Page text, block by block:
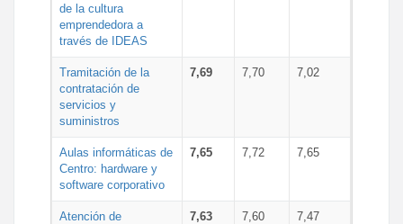
de la cultura
emprendedora a
través de IDEAS
Tramitación de la
contratación de
servicios y
suministros
7,69 7,70 7,02
Aulas informáticas de
Centro: hardware y
software corporativo
7,65 7,72 7,65
Atención de
7,63 7,60 7,47